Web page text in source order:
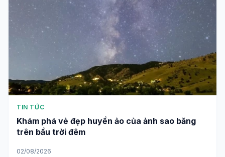
TIN TỨC
Khám phá vẻ đẹp huyền ảo của ảnh sao băng
trên bầu trời đêm
02/08/2026